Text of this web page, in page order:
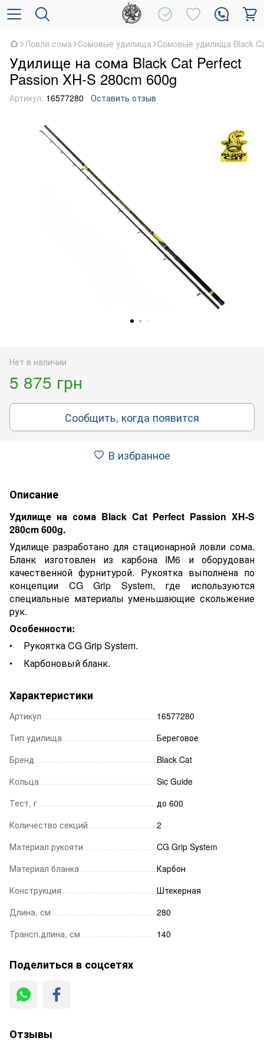
Ловля сома Сомовые удилища Сомовые удилища Black
Удилище на сома Black Cat Perfect
Passion XH-S 280cm 600g
Артикул: 16577280 Оставить отзыв
Нет в наличии
5 875 грн
Сообщить, когда появится
В избранное
Описание
Удилище на сома Black Cat Perfect Passion XH-S
280cm 600g.
Удилище разработано для стационарной ловли сома.
Бланк изготовлен из карбона IM6 и оборудован
качественной фурнитурой. Рукоятка выполнена по
концепции CG Grip System, где используются
специальные материалы уменьшающие скольжение
рук.
Особенности:
Рукоятка CG Grip System.
Карбоновый бланк.
Характеристики
Артикул
16577280
Тип удилища
Береговое
Бренд
Black Cat
Кольца
Sic Guide
Тест, г
до 600
Количество секций
2
Материал рукояти
CG Grip System
Материал бланка
Карбон
Конструкция
Штекерная
Длина, см
280
Трансп.длина, см
140
Поделиться в соцсетях
Отзывы